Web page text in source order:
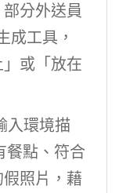
分外送員
成工具，
或「放在
入環境描
餐點、符合
照片，藉